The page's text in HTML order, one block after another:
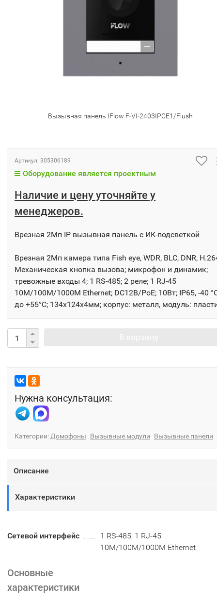
Вызывная панель IFlow F-VI-2403IPCE1/Flush
Артикул: 305306189
Оборудование является проектным
Наличие и цену уточняйте у
менеджеров.
Врезная 2Мп IP вызывная панель с ИК-подсветкой
Врезная 2Мп камера типа Fish eye, WDR, BLC, DNR,
Механическая кнопка вызова; микрофон и динамик;
тревожные входы 4; 1 RS-485; 2 реле; 1 RJ-45
10M/100M/1000M Ethernet; DC12В/PoE; 10Вт; IP65, -40
до +55°C; 134x124x4мм; корпус: металл, модуль:
Нужна консультация:
Категории:Домофоны Вызывные модули Вызывные панели
Описание
Характеристики
Сетевой интерфейс
1 RS-485; 1 RJ-45
10M/100M/1000M Ethernet
Основные
характеристики